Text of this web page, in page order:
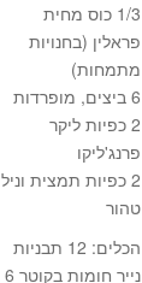
‭1/3‬ כוס מחית
פראלין (בחנויות
מתמחות)
6 ביצים, מופרדות
2 כפיות ליקר
פרנג'ליקו
2 כפיות תמצית וניל
טהור
הכלים: 12 תבניות
נייר חומות בקוטר 6